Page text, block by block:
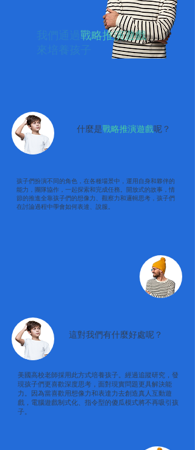
戰略推演遊戲
什麼是戰略推演遊戲呢？
孩子們扮演不同的角色，在各種場景中，運用自身和夥伴的
能力，團隊協作，一起探索和完成任務。開放式的故事，情
節的推進全靠孩子們的想像力、觀察力和邏輯思考，孩子們
在討論過程中學會如何表達、說服。
這對我們有什麼好處呢？
美國高校老師採用此方式培養孩子。經過追蹤研究，發
現孩子們更喜歡深度思考，面對現實問題更具解決能
力。因為當喜歡用想像力和表達力去創造真人互動遊
戲，電腦遊戲制式化、指令型的傻瓜模式將不再吸引孩
子。